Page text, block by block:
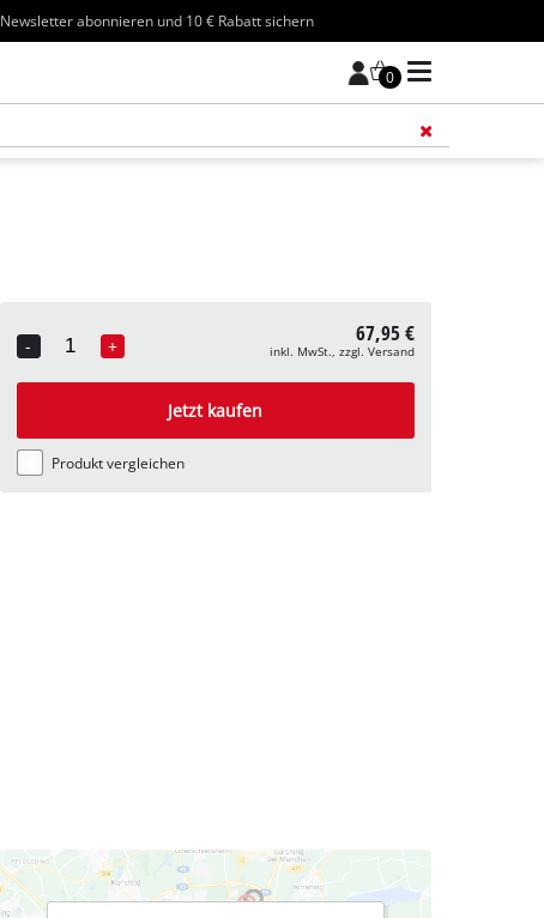
Newsletter abonnieren und 10 € Rabatt sichern
0
-
Quantity
+ 67,95 €
inkl. MwSt., zzgl. Versand
Jetzt kaufen
Produkt vergleichen